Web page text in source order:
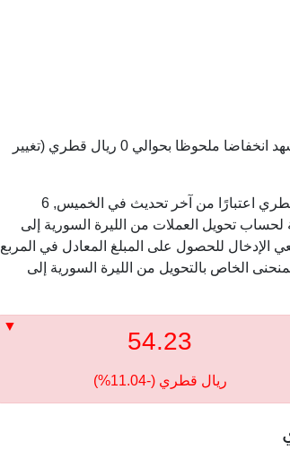
سعر الليرة السورية مقابل الريال القطري سجل 0 ريال قطري و شهد انخفاضا ملحوظا بحوالي 0 ريال قطري (تغيير
في ما يلي ، نعرض أسعار التحويل من الليرة السورية إلى الريال القطري اعتبارًا من آخر تحديث في الخميس, 6
التالية لحساب تحويل العملات من الليرة السورية إلى
الإدخال للحصول على المبلغ المعادل في المربع
الخاص بالتحويل من الليرة السورية إلى
54.23
ريال قطري (-11.04%)